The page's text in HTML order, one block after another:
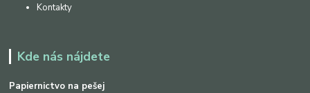
Kontakty
Kde nás nájdete
Papiernictvo na pešej